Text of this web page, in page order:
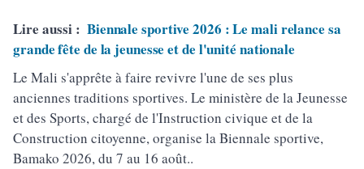
Lire aussi : Biennale sportive 2026 : Le mali relance sa
grande fête de la jeunesse et de l'unité nationale
Le Mali s'apprête à faire revivre l'une de ses plus
anciennes traditions sportives. Le ministère de la Jeunesse
et des Sports, chargé de l'Instruction civique et de la
Construction citoyenne, organise la Biennale sportive,
Bamako 2026, du 7 au 16 août..